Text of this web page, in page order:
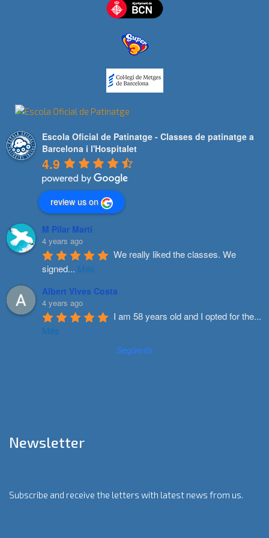
Escola Oficial de Patinatge - Classes de patinatge a
Barcelona i l'Hospitalet
4.9
review us on
M Pilar Marti
4 years ago
We really liked the classes. We
signed... Més
Albert Vives Costa
4 years ago
I am 58 years old and I opted for the...
Més
Següents
Newsletter
Subscribe and receive the letters with latest news from us.